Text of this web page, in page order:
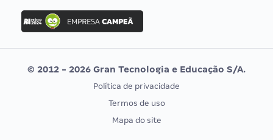
Concurso Ibama
Concurso MPU
Editais publicados
Vunesp
CONCURSOS POR PROFISSÃO
EXAME DE ORDEM
© 2012 - 2026 Gran Tecnologia e Educação S/A.
Política de privacidade
Termos de uso
Mapa do site